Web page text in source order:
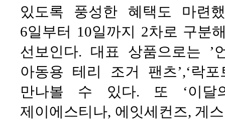
있도록 풍성한 혜택도 마련
6일부터 10일까지 2차로 구분
선보인다. 대표 상품으로는 ’
아동용 테리 조거 팬츠’,‘락
만나볼 수 있다. 또 ‘이달
제이에스티나, 에잇세컨즈, 게